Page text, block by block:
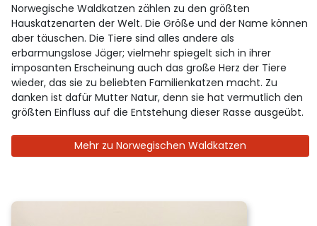
Norwegische Waldkatzen zählen zu den größten
Hauskatzenarten der Welt. Die Größe und der Name können
aber täuschen. Die Tiere sind alles andere als
erbarmungslose Jäger; vielmehr spiegelt sich in ihrer
imposanten Erscheinung auch das große Herz der Tiere
wieder, das sie zu beliebten Familienkatzen macht. Zu
danken ist dafür Mutter Natur, denn sie hat vermutlich den
größten Einfluss auf die Entstehung dieser Rasse ausgeübt.
Mehr zu Norwegischen Waldkatzen